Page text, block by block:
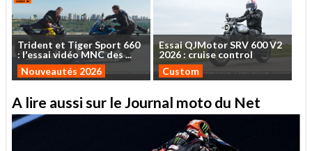
Trident et TigerSport 660
: l'essaividéoMNCdes...
Nouveautés 2026
EssaiQJMotorSRV 600V2
2026 : cruise control
Custom
A lire aussi sur le Journal moto du Net